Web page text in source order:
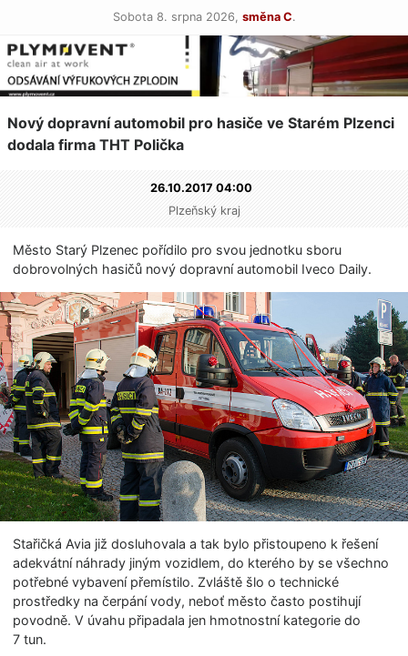
Sobota 8. srpna 2026, směna C.
Nový dopravní automobil pro hasiče ve Starém Plzenci
dodala firma THT Polička
26.10.2017 04:00
Plzeňský kraj
Město Starý Plzenec pořídilo pro svou jednotku sboru
dobrovolných hasičů nový dopravní automobil Iveco Daily.
Stařičká Avia již dosluhovala a tak bylo přistoupeno k řešení
adekvátní náhrady jiným vozidlem, do kterého by se všechno
potřebné vybavení přemístilo. Zvláště šlo o technické
prostředky na čerpání vody, neboť město často postihují
povodně. V úvahu připadala jen hmotnostní kategorie do
7 tun.